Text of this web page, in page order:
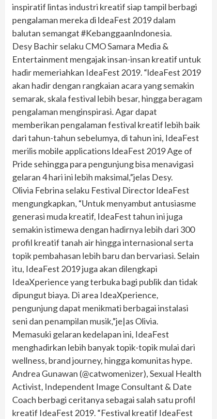
inspiratif lintas industri kreatif siap tampil berbagi
pengalaman mereka di ldeaFest 2019 dalam
balutan semangat #Kebanggaanlndonesia.
Desy Bachir selaku CMO Samara Media &
Entertainment mengajak insan-insan kreatif untuk
hadir memeriahkan IdeaFest 2019. “ldeaFest 2019
akan hadir dengan rangkaian acara yang semakin
semarak, skala festival lebih besar, hingga beragam
pengalaman menginspirasi. Agar dapat
memberikan pengalaman festival kreatif lebih baik
dari tahun-tahun sebelumya, di tahun ini, IdeaFest
merilis mobile applications ldeaFest 2019 Age of
Pride sehingga para pengunjung bisa menavigasi
gelaran 4 hari ini lebih maksimal,”jelas Desy.
Olivia Febrina selaku Festival Director ldeaFest
mengungkapkan, “Untuk menyambut antusiasme
generasi muda kreatif, IdeaFest tahun ini juga
semakin istimewa dengan hadirnya lebih dari 300
profil kreatif tanah air hingga internasional serta
topik pembahasan lebih baru dan bervariasi. Selain
itu, IdeaFest 2019 juga akan dilengkapi
IdeaXperience yang terbuka bagi publik dan tidak
dipungut biaya. Di area IdeaXperience,
pengunjung dapat menikmati berbagai instalasi
seni dan penampilan musik,”je|as Olivia.
Memasuki gelaran kedelapan ini, IdeaFest
menghadirkan lebih banyak topik-topik mulai dari
wellness, brand journey, hingga komunitas hype.
Andrea Gunawan (@catwomenizer), Sexual Health
Activist, Independent Image Consultant & Date
Coach berbagi ceritanya sebagai salah satu profil
kreatif IdeaFest 2019. “Festival kreatif IdeaFest